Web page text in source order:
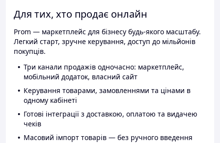
Для тих, хто продає онлайн
Prom — маркетплейс для бізнесу будь-якого масштабу.
Легкий старт, зручне керування, доступ до мільйонів
покупців.
Три канали продажів одночасно: маркетплейс,
мобільний додаток, власний сайт
Керування товарами, замовленнями та цінами в
одному кабінеті
Готові інтеграції з доставкою, оплатою та видачею
чеків
Масовий імпорт товарів — без ручного введення